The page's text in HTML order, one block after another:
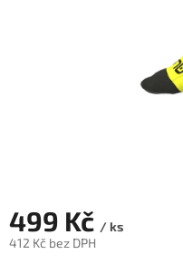
499 Kč / ks
412 Kč bez DPH